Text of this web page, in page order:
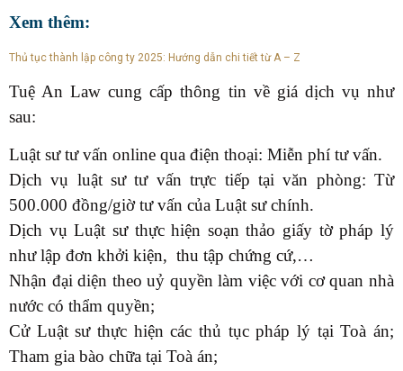
Xem thêm:
Thủ tục thành lập công ty 2025: Hướng dẫn chi tiết từ A – Z
Tuệ An Law cung cấp thông tin về giá dịch vụ như
sau:
Luật sư tư vấn online qua điện thoại: Miễn phí tư vấn.
Dịch vụ luật sư tư vấn trực tiếp tại văn phòng: Từ
500.000 đồng/giờ tư vấn của Luật sư chính.
Dịch vụ Luật sư thực hiện soạn thảo giấy tờ pháp lý
như lập đơn khởi kiện, thu tập chứng cứ,…
Nhận đại diện theo uỷ quyền làm việc với cơ quan nhà
nước có thẩm quyền;
Cử Luật sư thực hiện các thủ tục pháp lý tại Toà án;
Tham gia bào chữa tại Toà án;